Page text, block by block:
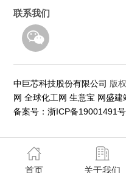
联系我们
中巨芯科技股份有限公司 版
网 全球化工网 生意宝 网盛建
备案号：浙ICP备19001491
首页 关于我们